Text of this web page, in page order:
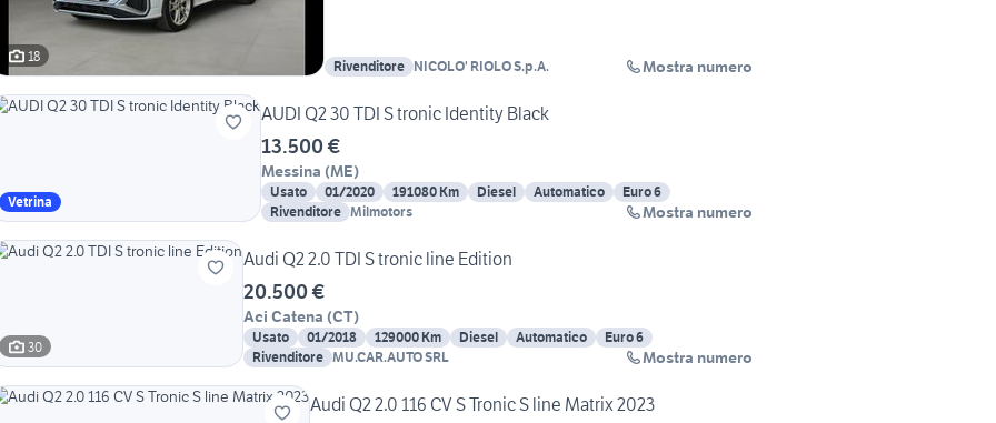
18
Rivenditore NICOLO' RIOLO S.p.A. Mostra numero
Vetrina
AUDI Q2 30 TDI S tronic Identity Black
13.500 €
Messina (ME)
Usato 01/2020 191080 Km Diesel Automatico
Euro 6
Rivenditore Milmotors Mostra numero
30
Audi Q2 2.0 TDI S tronic line Edition
20.500 €
Aci Catena (CT)
Usato 01/2018 129000 Km Diesel Automatico
Euro 6
Rivenditore MU.CAR.AUTO SRL Mostra numero
Audi Q2 2.0 116 CV S Tronic S line Matrix 2023